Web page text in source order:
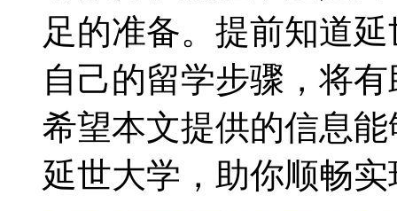
足的准备。提前知道
自己的留学步骤，将
希望本文提供的信息
延世大学，助你顺畅